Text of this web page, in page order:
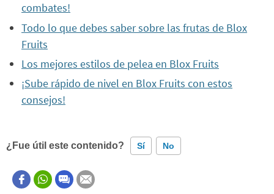
combates!
Todo lo que debes saber sobre las frutas de Blox
Fruits
Los mejores estilos de pelea en Blox Fruits
¡Sube rápido de nivel en Blox Fruits con estos
consejos!
¿Fue útil este contenido? Sí No
Este contenido contiene información incorrecta